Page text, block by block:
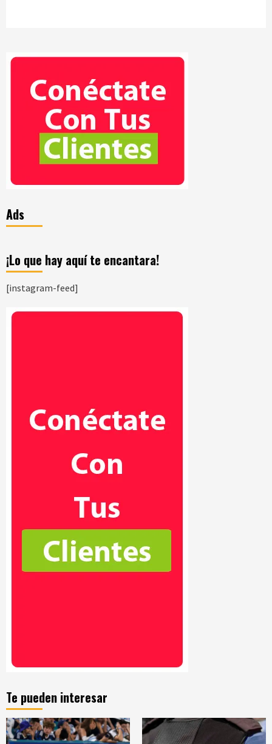
Ads
¡Lo que hay aquí te encantara!
[instagram-feed]
Te pueden interesar